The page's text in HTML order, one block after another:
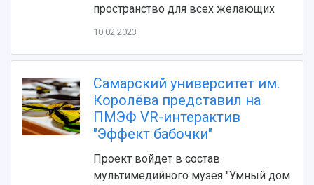
Центр истории авиационных двигателей
Ботанический сад
Умный дом бабочек
Сведения об образовательной организации
Официальные документы
пространство для всех желающих
10.02.2023
Самарский университет им.
Королёва представил на
ПМЭФ VR-интерактив
"Эффект бабочки"
Проект войдет в состав
мультимедийного музея "Умный дом